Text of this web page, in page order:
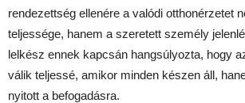
rendezettség ellenére a valódi otthonérzetet
teljessége, hanem a szeretett személy
lelkész ennek kapcsán hangsúlyozta, hogy
válik teljessé, amikor minden készen áll,
nyitott a befogadásra.